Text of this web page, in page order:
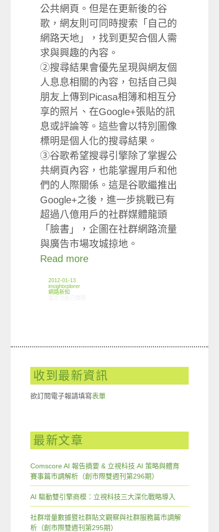
公共網頁。但是在更新後的谷
歌，網友則可同時搜索「自己的
網路天地」，找到更契合個人需
求與興趣的內容。
②搜尋結果會優先呈現與網友個
人息息相關的內容，包括自己與
朋友上傳到Picasa相簿和相互分
享的照片、在Google+張貼的訊
息或評論等。這些會以特別圖像
標明是個人化的搜尋結果。
③谷歌希望搜尋引擎除了掌握公
共網頁內容，也能掌握用戶和他
們的人際關係。這是谷歌繼推出
Google+之後，進一步挑戰已有
超過八億用戶的社群媒體龍頭
「臉書」，企圖在社群網路流量
與廣告市場攻城掠地。
Read more
2012-01-13
insightxplorer
網路新知
收到最新資訊
欲訂閱電子報請填寫表單
最新文章
Comscore AI 報告摘要 & 立視科技 AI 策略與體育
賽事篇市調解析（創市際雙週刊第296期）
AI 驅動雙引擎商模：立視科技三大深化戰略導入
社群增量數據暨社群貼文觀察與社群服務篇市調解
析（創市際雙週刊第295期）